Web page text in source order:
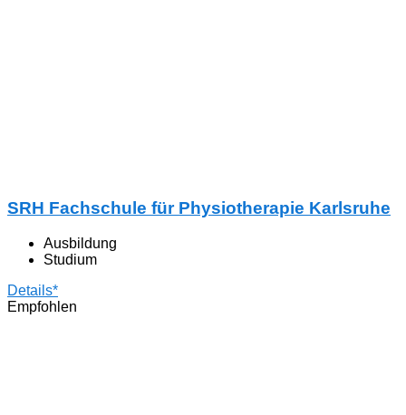
SRH Fachschule für Physiotherapie Karlsruhe
Ausbildung
Studium
Details*
Empfohlen